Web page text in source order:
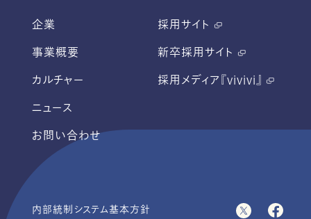
企業
事業概要
カルチャー
ニュース
お問い合わせ
採用サイト
新卒採用サイト
採用メディア『vivivi』
内部統制システム基本方針